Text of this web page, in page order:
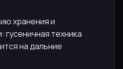
хранения и
гусеничная техника
на дальние